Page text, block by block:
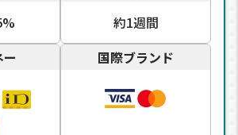
約1週間
国際ブランド